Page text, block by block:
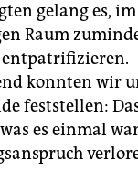
gelang es,
Raum
entpatrifizieren.
konnten wir
feststellen:
es einmal